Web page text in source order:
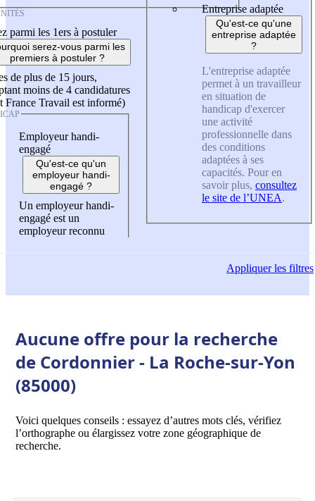
parmi les 1ers à postuler
serez-vous parmi les
premiers à postuler ?
de plus de 15 jours,
moins de 4 candidatures
France Travail est informé)
Employeur handi-
engagé
Qu'est-ce qu'un
employeur handi-
engagé ?
Un employeur handi-
engagé est un
employeur reconnu
Entreprise adaptée
Qu'est-ce qu'une
entreprise adaptée
?
L'entreprise adaptée
permet à un travailleur
en situation de
handicap d'exercer
une activité
professionnelle dans
des conditions
adaptées à ses
capacités. Pour en
savoir plus, consultez
le site de l’UNEA.
Appliquerles filtres
Aucune offre pour la recherche
de Cordonnier - La Roche-sur-Yon
(85000)
Voici quelques conseils : essayez d’autres mots clés, vérifiez
l’orthographe ou élargissez votre zone géographique de
recherche.